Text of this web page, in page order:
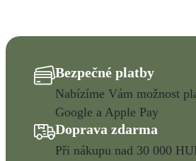
Bezpečné platby
Nabízíme Vám možnost
Google a Apple Pay
Doprava zdarma
Při nákupu nad 30 000